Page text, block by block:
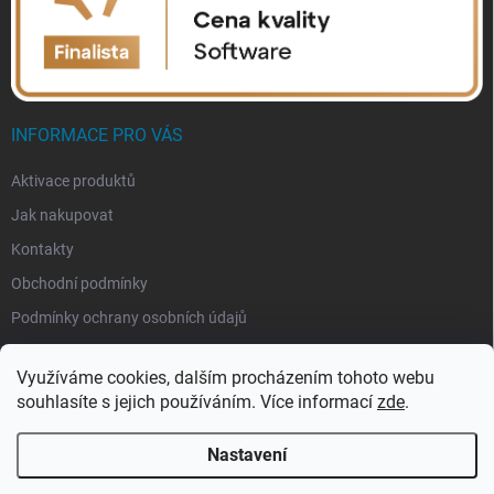
Využíváme cookies, dalším procházením tohoto webu
souhlasíte s jejich používáním. Více informací zde.
Nastavení
INFORMACE PRO VÁS
Aktivace produktů
Jak nakupovat
Kontakty
Obchodní podmínky
Podmínky ochrany osobních údajů